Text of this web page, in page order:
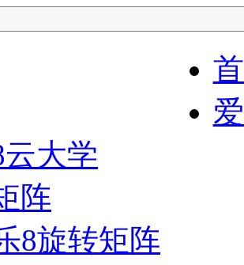
大学
阵
8旋转矩阵